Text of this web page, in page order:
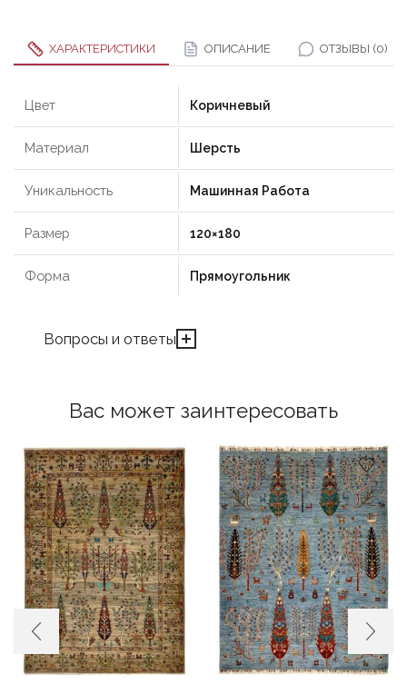
ХАРАКТЕРИСТИКИ ОПИСАНИЕ ОТЗЫВЫ (0)
Цвет Коричневый
Материал Шерсть
Уникальность Машинная Работа
Размер 120×180
Форма Прямоугольник
Вопросы и ответы
Вас может заинтересовать